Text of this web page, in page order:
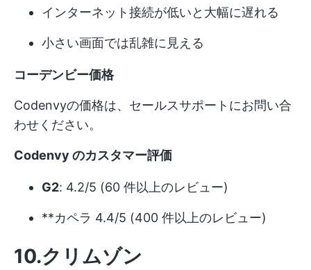
インターネット接続が低いと大幅に遅れる
小さい画面では乱雑に見える
コーデンビー価格
Codenvyの価格は、セールスサポートにお問い合
わせください。
Codenvy のカスタマー評価
G2: 4.2/5 (60 件以上のレビュー)
**カペラ 4.4/5 (400 件以上のレビュー)
10.クリムゾン